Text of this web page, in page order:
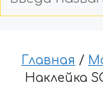
Главная /
Наклейка